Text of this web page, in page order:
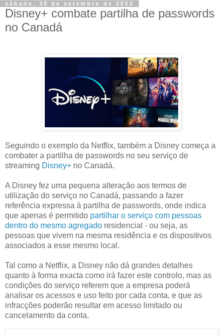
sábado, 30 de setembro de 2023
Disney+ combate partilha de passwords
no Canadá
Seguindo o exemplo da Netflix, também a Disney começa a
combater a partilha de passwords no seu serviço de
streaming Disney+ no Canadá.
A Disney fez uma pequena alteração aos termos de
utilização do serviço no Canadá, passando a fazer
referência expressa à partilha de passwords, onde indica
que apenas é permitido partilhar o serviço com pessoas
dentro do mesmo agregado residencial - ou seja, as
pessoas que vivem na mesma residência e os dispositivos
associados a esse mesmo local.
Tal como a Netflix, a Disney não dá grandes detalhes
quanto à forma exacta como irá fazer este controlo, mas as
condições do serviço referem que a empresa poderá
analisar os acessos e uso feito por cada conta, e que as
infracções poderão resultar em acesso limitado ou
cancelamento da conta.